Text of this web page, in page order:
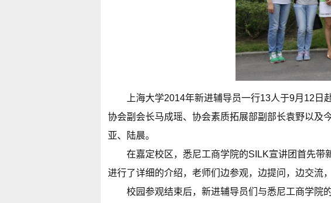
上海大学2014年新进辅导员一行13人于9月12
协会副会长马成瑶、协会素质拓展部副部长袁野以及
亚、陆晨。
在嘉定校区，悉尼工商学院的SILK宣讲团首先
进行了详细的介绍，老师们边参观，边提问，边交流
校园参观结束后，新进辅导员们与悉尼工商学院